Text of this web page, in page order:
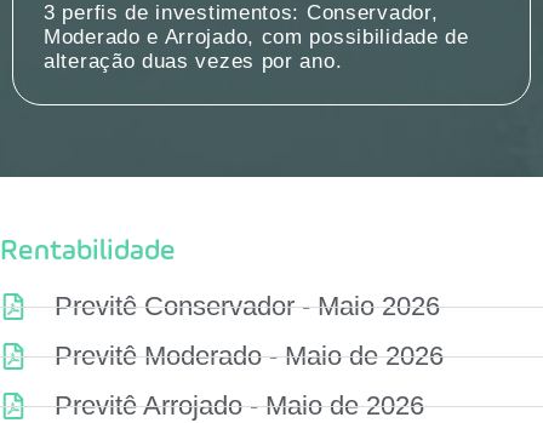
3 perfis de investimentos: Conservador,
Moderado e Arrojado, com possibilidade de
alteração duas vezes por ano.
Rentabilidade
Previtê Conservador - Maio 2026
Previtê Moderado - Maio de 2026
Previtê Arrojado - Maio de 2026